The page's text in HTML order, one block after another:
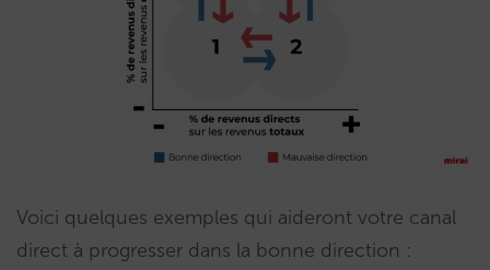
Voici quelques exemples qui aideront votre canal
direct à progresser dans la bonne direction :